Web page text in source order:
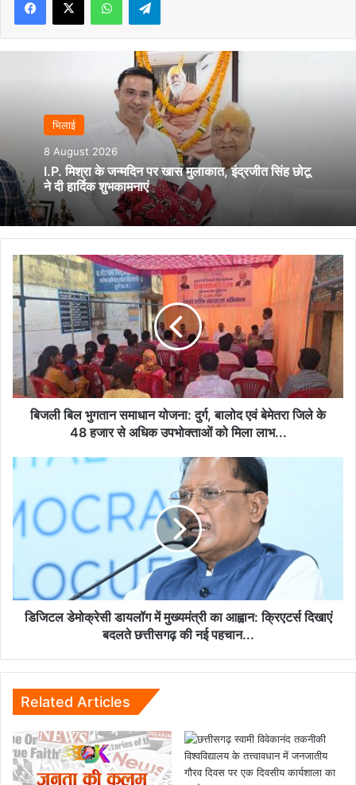
भिलाई
8 August 2026
I.P. मिश्रा के जन्मदिन पर खास मुलाकात, इंद्रजीत सिंह छोटू
ने दी हार्दिक शुभकामनाएं
बिजली
बिल
भुगतान
समाधान
योजना:
दुर्ग,
बालोद
एवं
बेमेतरा
अधिक
उपभोक्ताओं
को
लाभ...
बिजली बिल भुगतान समाधान योजना: दुर्ग, बालोद एवं बेमेतरा जिले के
48 हजार से अधिक उपभोक्ताओं को मिला लाभ...
डिजिटल
डायलॉग
में
मुख्यमंत्री
आह्वान:
क्रिएटर्स
दिखाएं
बदलते
डिजिटल डेमोक्रेसी डायलॉग में मुख्यमंत्री का आह्वान: क्रिएटर्स दिखाएं
बदलते छत्तीसगढ़ की नई पहचान...
Related Articles